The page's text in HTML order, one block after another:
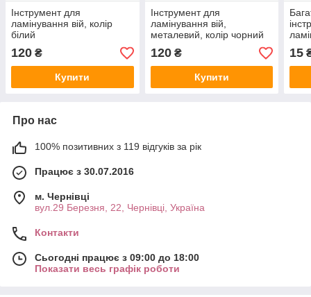
Інструмент для
ламінування вій, колір
білий
120 ₴
Купити
Інструмент для
ламінування вій,
металевий, колір чорний
120₴
Купити
15
Про нас
100% позитивних з 119 відгуків за рік
Працює з 30.07.2016
м. Чернівці
вул.29 Березня, 22, Чернівці, Україна
Контакти
Сьогодні працює з 09:00 до 18:00
Показати весь графік роботи